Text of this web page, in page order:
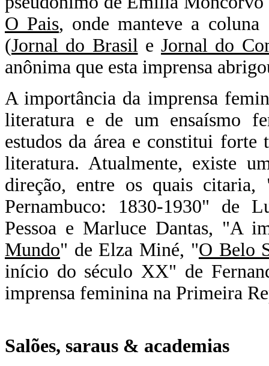
O Pais, onde manteve a coluna
(Jornal do BrasileJornal do
anônima que esta imprensa
A importância da imprensa
literatura e de um ensaísmo
estudos da área e constitui forte
literatura. Atualmente, existe
direção, entre os quais
Pernambuco: 1830-1930" de
Pessoa e Marluce Dantas, "A
Mundo" de Elza Miné, "O Belo
início do século XX" de
imprensa feminina na Primeira
Salões, saraus & academias